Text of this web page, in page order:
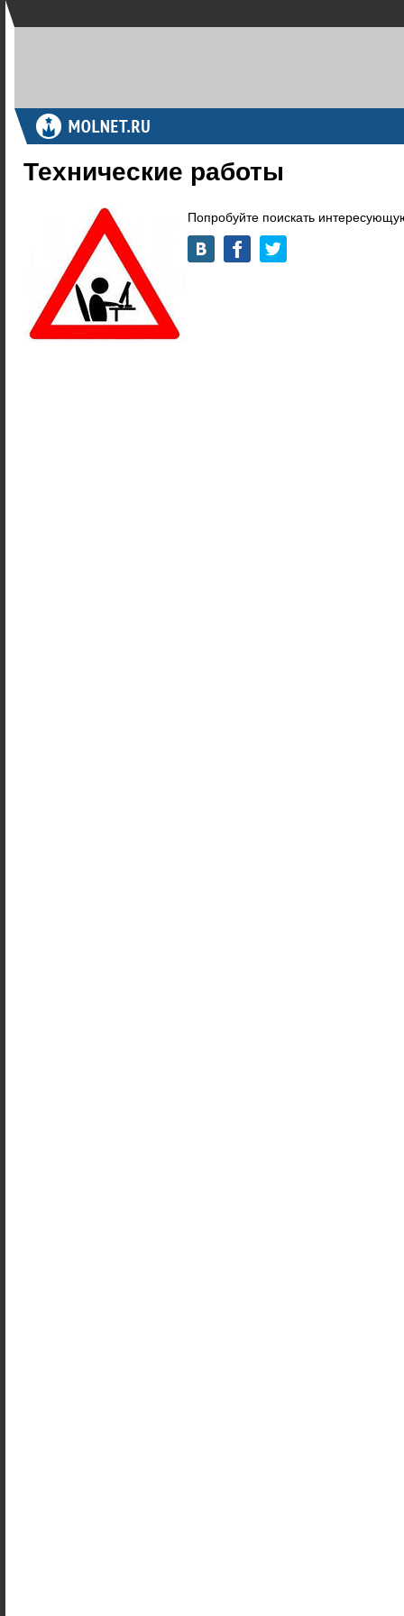
Технические работы
Попробуйте поискать